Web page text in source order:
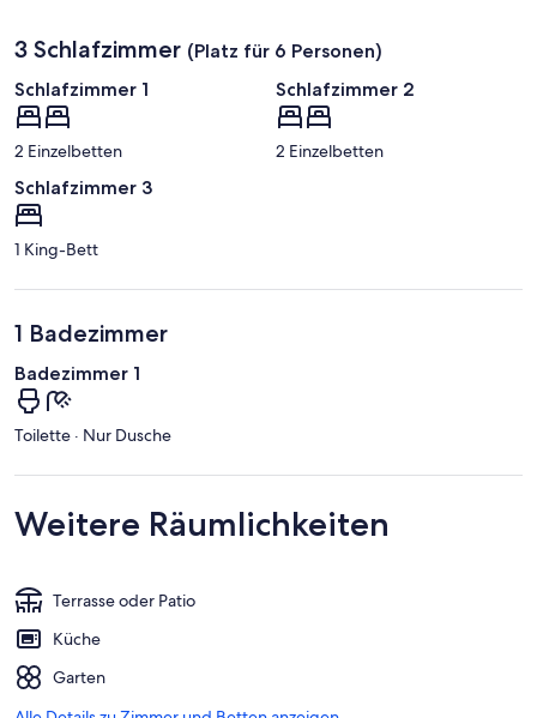
3 Schlafzimmer (Platz für 6 Personen)
Schlafzimmer 1
2 Einzelbetten
Schlafzimmer 2
2 Einzelbetten
Schlafzimmer 3
1 King-Bett
1 Badezimmer
Badezimmer 1
Toilette · Nur Dusche
Weitere Räumlichkeiten
Terrasse oder Patio
Küche
Garten